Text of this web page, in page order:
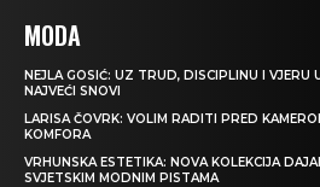
MODA
NEJLA GOSIĆ: UZ TRUD, DISCIPLINU I VJERU
NAJVEĆI SNOVI
LARISA ČOVRK: VOLIM RADITI PRED
KOMFORA
VRHUNSKA ESTETIKA: NOVA KOLEKCIJA
SVJETSKIM MODNIM PISTAMA